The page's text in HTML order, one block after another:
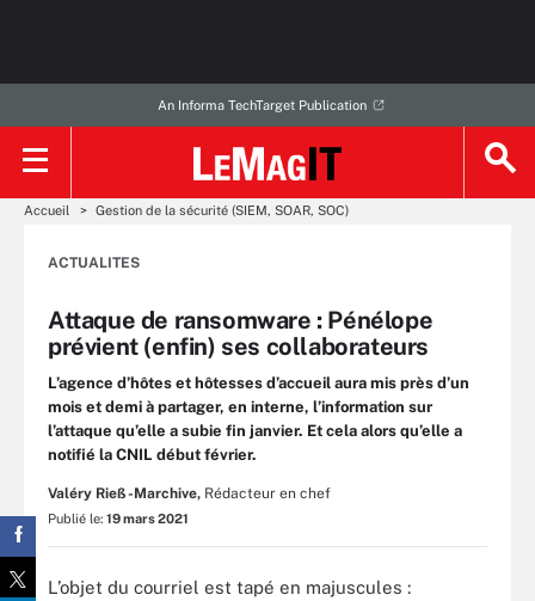
An Informa TechTarget Publication
Accueil Gestion de la sécurité (SIEM, SOAR, SOC)
ACTUALITES
Attaque de ransomware : Pénélope
prévient (enfin) ses collaborateurs
L’agence d’hôtes et hôtesses d’accueil aura mis près d’un
mois et demi à partager, en interne, l’information sur
l’attaque qu’elle a subie fin janvier. Et cela alors qu’elle a
notifié la CNIL début février.
Valéry Rieß-Marchive, Rédacteur en chef
Publié le: 19 mars 2021
L’objet du courriel est tapé en majuscules :